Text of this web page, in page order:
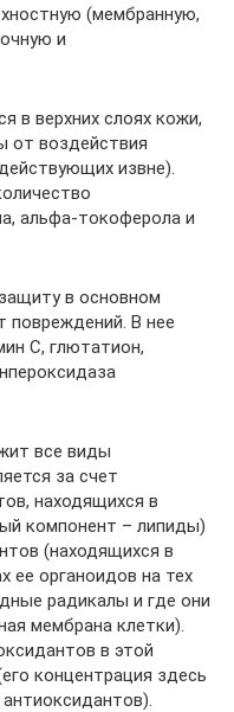
(мембранную,
и
в верхних слоях кожи,
от воздействия
извне).
альфа-токоферола и
в основном
повреждений. В нее
С, глютатион,
все виды
за счет
находящихся в
компонент – липиды)
(находящихся в
ее органоидов на тех
радикалы и где они
мембрана клетки).
в этой
концентрация здесь